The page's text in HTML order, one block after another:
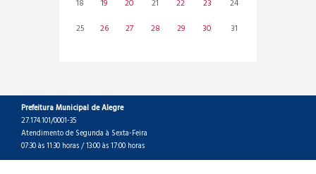
18
19 20 21 22 23
24
25
26 27 28 29 30 31
Prefeitura Municipal de Alegre
27.174.101/0001-35
Atendimento de Segunda à Sexta-Feira
07:30 às 11:30 horas / 13:00 às 17:00 horas